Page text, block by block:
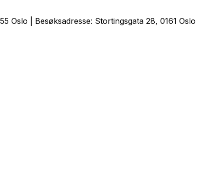
Oslo | Besøksadresse: Stortingsgata 28, 0161 Oslo